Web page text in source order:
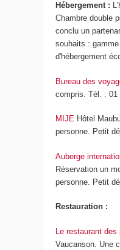
Hébergement :
Chambre double
conclu un
souhaits :
d'hébergement
Bureau des
compris. Tél. : 01
MIJE Hôtel
personne. Petit
Auberge
Réservation un
personne. Petit
Restauration :
Le restaurant des
Vaucanson. Une